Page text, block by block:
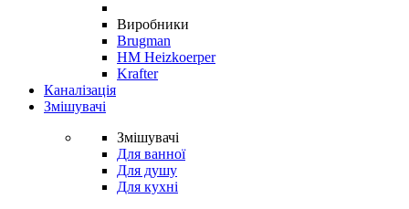
Виробники
Brugman
HM Heizkoerper
Krafter
Каналізація
Змішувачі
Змішувачі
Для ванної
Для душу
Для кухні